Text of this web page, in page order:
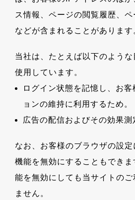
ス情報、ページの閲覧履歴、
などが含まれることがあります
当社は、たとえば以下のよう
使用しています。
ログイン状態を記憶し、お
ョンの維持に利用するため。
広告の配信およびその効果測
なお、お客様のブラウザの設
機能を無効にすることもでき
能を無効にしても当サイトのご
ません。